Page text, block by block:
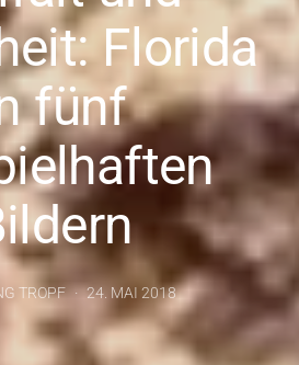
Florida
fünf
TROPF 24. MAI 2018